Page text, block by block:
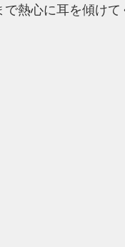
熱心に耳を傾け